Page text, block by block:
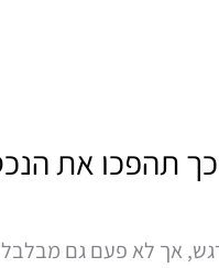
תהפכו את
אך לא פעם גם